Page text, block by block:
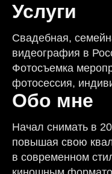
Услуги
Свадебная,
видеография в
Фотосъемка
фотосессия,
Обо мне
Начал снимать в
повышая свою
в современном